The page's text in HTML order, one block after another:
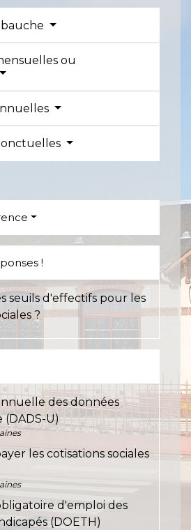
ou
!
seuils d'effectifs pour les
?
des données
(DADS-U)
les cotisations sociales
d'emploi des
(DOETH)